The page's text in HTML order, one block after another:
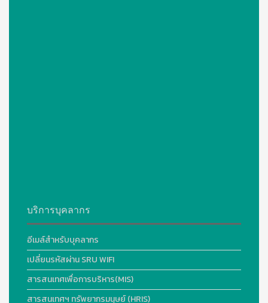
บริการบุคลากร
อีเมล์สำหรับบุคลากร
เปลี่ยนรหัสผ่าน SRU WIFI
สารสนเทศเพื่อการบริหาร(MIS)
สารสนเทศฯ ทรัพยากรมนุษย์ (HRIS)